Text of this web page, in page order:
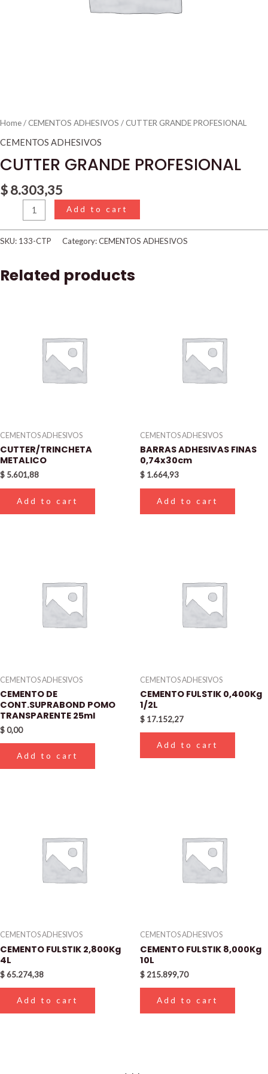
Home/ CEMENTOS ADHESIVOS / CUTTER GRANDE PROFESIONAL
CEMENTOS ADHESIVOS
CUTTER GRANDE PROFESIONAL
$8.303,35
Add to cart
SKU: 133-CTP Category:CEMENTOS ADHESIVOS
Related products
CEMENTOS ADHESIVOS
CUTTER/TRINCHETA
METALICO
$ 5.601,88
Add to cart
CEMENTOS ADHESIVOS
BARRAS ADHESIVAS FINAS
0,74x30cm
$ 1.664,93
Add to cart
CEMENTOS ADHESIVOS
CEMENTO DE
CONT.SUPRABOND POMO
TRANSPARENTE 25ml
$0,00
Add to cart
CEMENTOS ADHESIVOS
CEMENTO FULSTIK 0,400Kg
1/2L
$ 17.152,27
Add to cart
CEMENTOS ADHESIVOS
CEMENTO FULSTIK 2,800Kg
4L
$65.274,38
Add to cart
CEMENTOS ADHESIVOS
CEMENTO FULSTIK 8,000Kg
10L
$ 215.899,70
Add to cart